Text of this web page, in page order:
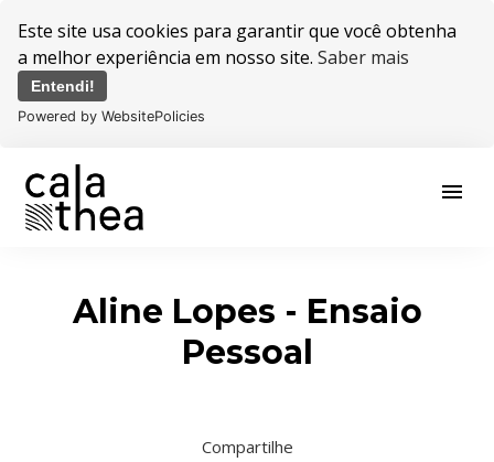
Este site usa cookies para garantir que você obtenha
a melhor experiência em nosso site. Saber mais
Entendi!
Powered by WebsitePolicies
menu
Aline Lopes - Ensaio
Pessoal
Compartilhe